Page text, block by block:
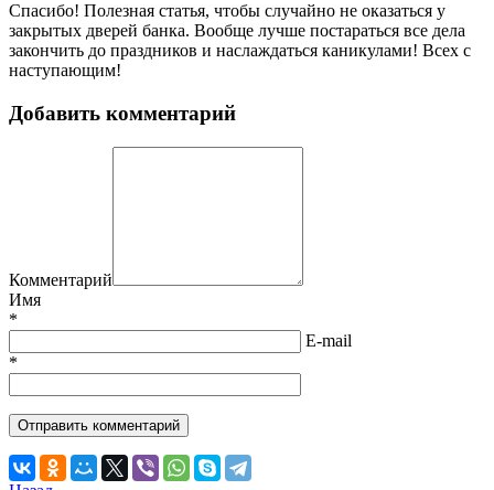
Спасибо! Полезная статья, чтобы случайно не оказаться у
закрытых дверей банка. Вообще лучше постараться все дела
закончить до праздников и наслаждаться каникулами! Всех с
наступающим!
Добавить комментарий
Комментарий
Имя
*
E-mail
*